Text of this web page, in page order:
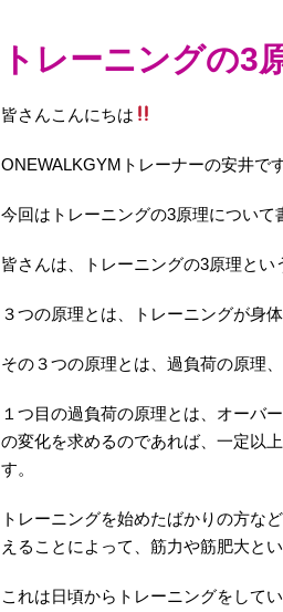
トレーニングの3
皆さんこんにちは
ONEWALKGYM トレーナーの安井で
今回はトレーニングの3原理について
皆さんは、トレーニングの3原理とい
３つの原理とは、トレーニングが身
その３つの原理とは、過負荷の原理
１つ目の過負荷の原理とは、オーバ
の変化を求めるのであれば、一定以
す。
トレーニングを始めたばかりの方な
えることによって、筋力や筋肥大と
これは日頃からトレーニングをして